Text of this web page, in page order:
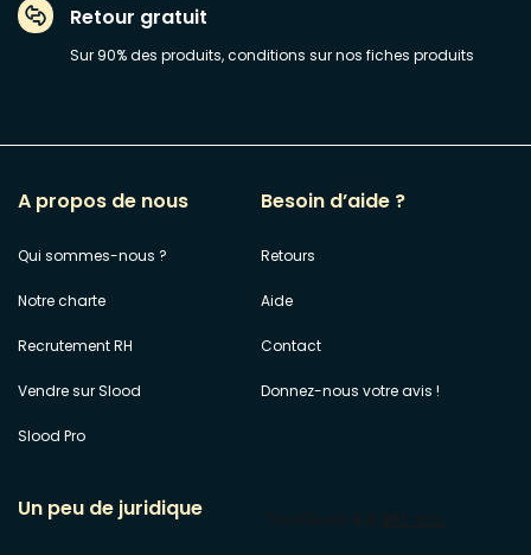
Retour gratuit
Sur 90% des produits, conditions sur nos fiches produits
A propos de nous
Qui sommes-nous ?
Notre charte
Recrutement RH
Vendre sur Slood
Slood Pro
Besoin d’aide ?
Retours
Aide
Contact
Donnez-nous votre avis !
Un peu de juridique